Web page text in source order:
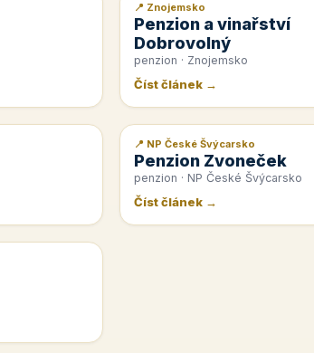
📰 PR článek
📍 Znojemsko
Penzion a vinařství
Dobrovolný
penzion · Znojemsko
Číst článek →
📰 PR článek
📍 NP České Švýcarsko
Penzion Zvoneček
penzion · NP České Švýcarsko
Číst článek →